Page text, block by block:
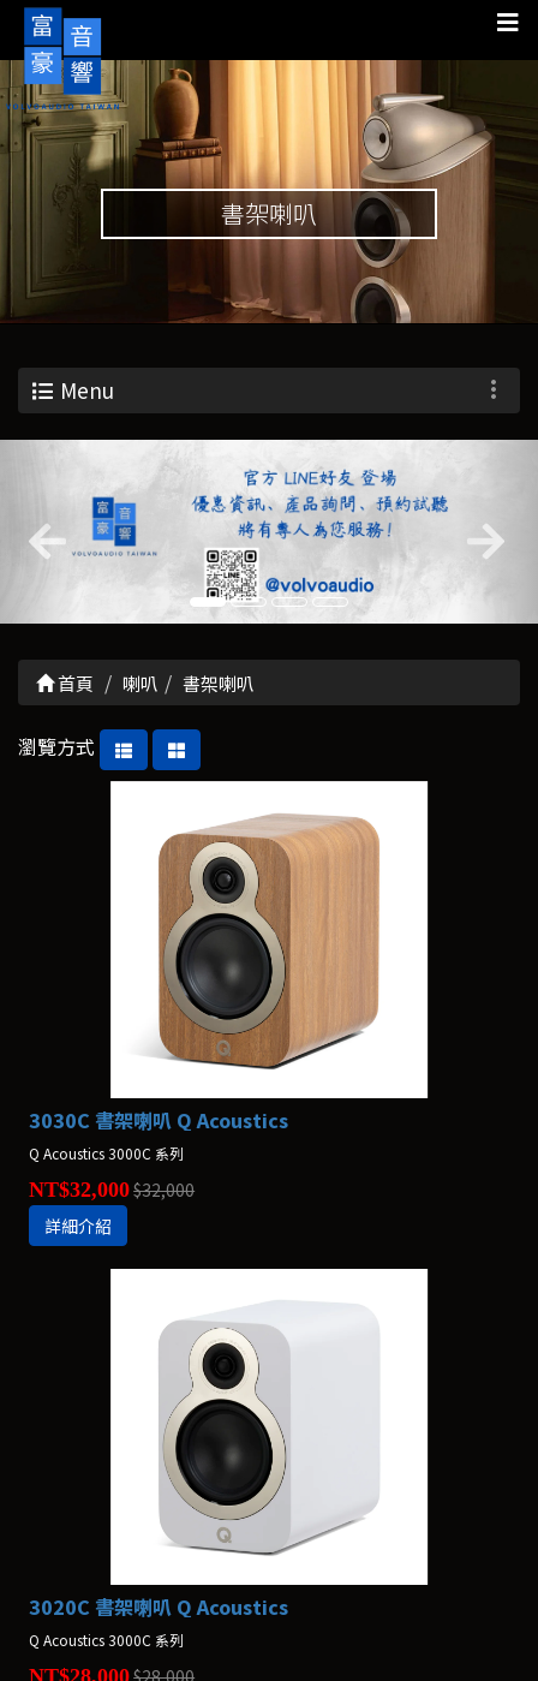
書架喇叭
Menu
首頁 喇叭 書架喇叭
瀏覽方式
3030C 書架喇叭 Q Acoustics
Q Acoustics 3000C 系列
NT$32,000$32,000
詳細介紹
3020C 書架喇叭 Q Acoustics
Q Acoustics 3000C 系列